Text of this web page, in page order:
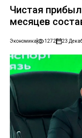
Чистая
месяцев
Экономика 1272 23